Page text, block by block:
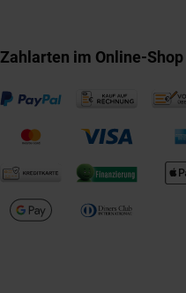
Zahlarten im Online-Shop